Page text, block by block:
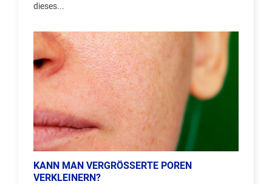
dieses...
KANN MAN VERGRÖSSERTE POREN
VERKLEINERN?